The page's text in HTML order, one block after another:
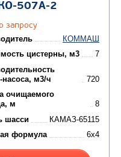
Колёсная формула
КО-507К